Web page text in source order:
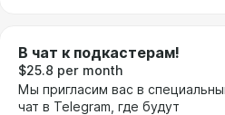
В чат к подкастерам!
$25.8 per month
Мы пригласим вас в
чат в Telegram, где будут